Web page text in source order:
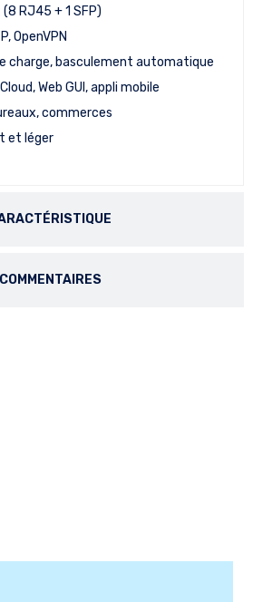
COMMENTAIRES
RJ45 + 1 SFP)
OpenVPN
charge, basculement automatique
Web GUI, appli mobile
commerces
et léger